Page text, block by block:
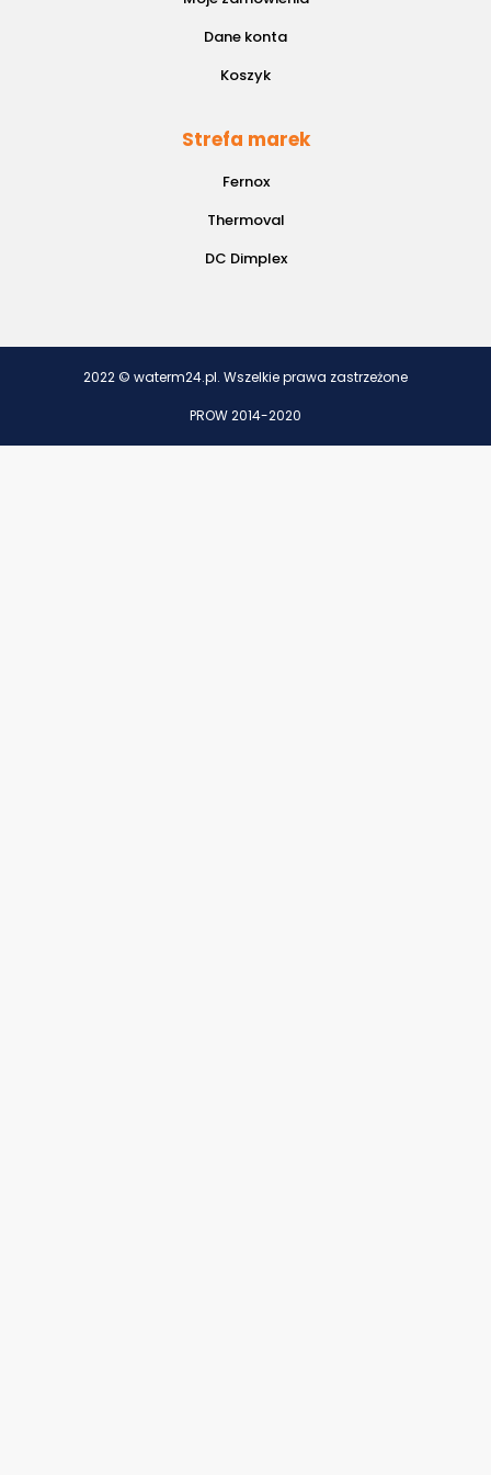
Dane konta
Koszyk
Strefa marek
Fernox
Thermoval
DC Dimplex
2022 © waterm24.pl. Wszelkie prawa zastrzeżone
PROW 2014-2020